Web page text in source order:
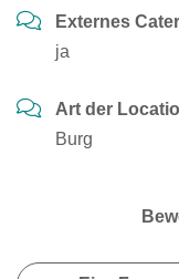
Externes
ja
Art der
Burg